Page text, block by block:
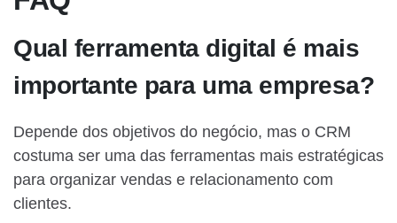
Qual ferramenta digital é mais
importante para uma empresa?
Depende dos objetivos do negócio, mas o CRM
costuma ser uma das ferramentas mais estratégicas
para organizar vendas e relacionamento com
clientes.